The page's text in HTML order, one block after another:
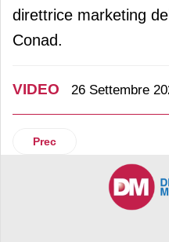
direttrice marketing
Conad.
VIDEO 26 Settembre
Articolo precedente:
Prec